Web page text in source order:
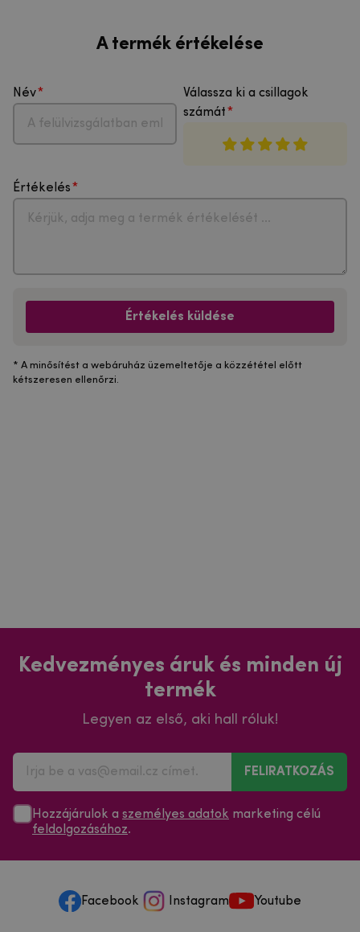
A termék értékelése
Név
Válassza ki a csillagok
számát
Értékelés
Értékelés küldése
* A minősítést a webáruház üzemeltetője a közzététel előtt
kétszeresen ellenőrzi.
Kedvezményes áruk és minden új
termék
Legyen az első, aki hall róluk!
FELIRATKOZÁS
Hozzájárulok a személyes adatok marketing célú
feldolgozásához.
Facebook Instagram Youtube